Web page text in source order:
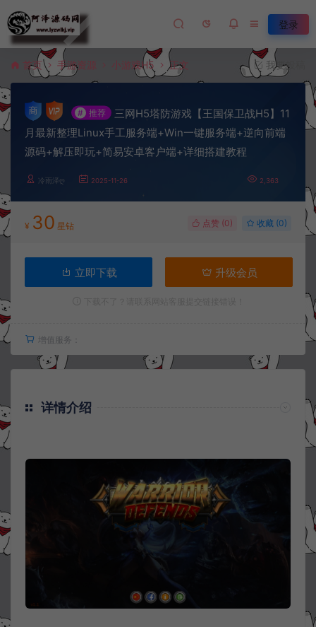
登录
首页 手游资源 小游戏H5 正文 我要投稿
# 推荐
三网H5塔防游戏【王国保卫战H5】11
月最新整理Linux手工服务端+Win一键服务端+逆向前端
源码+解压即玩+简易安卓客户端+详细搭建教程
冷雨泽ღ 2025-11-26 2,363
¥ 30 星钻 点赞 (0) 收藏 (0)
立即下载 升级会员
增值服务：
详情介绍